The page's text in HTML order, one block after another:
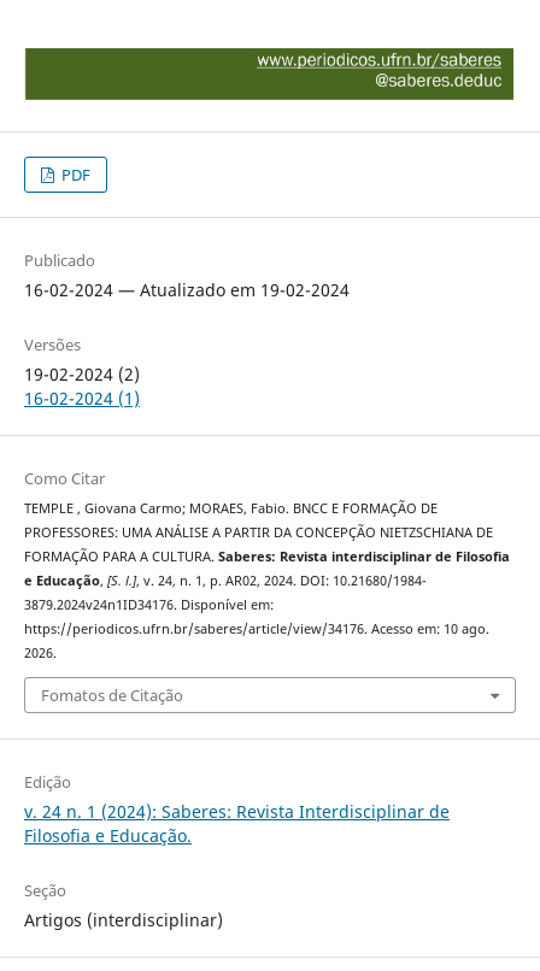
PDF
Publicado
16-02-2024 — Atualizado em 19-02-2024
Versões
19-02-2024 (2)
16-02-2024 (1)
Como Citar
TEMPLE , Giovana Carmo; MORAES, Fabio. BNCC E FORMAÇÃO DE
PROFESSORES: UMA ANÁLISE A PARTIR DA CONCEPÇÃO NIETZSCHIANA DE
FORMAÇÃO PARA A CULTURA. Saberes: Revista interdisciplinar de Filosofia
e Educação, [S. l.], v. 24, n. 1, p. AR02, 2024. DOI: 10.21680/1984-
3879.2024v24n1ID34176. Disponível em:
https://periodicos.ufrn.br/saberes/article/view/34176. Acesso em: 10 ago.
2026.
Fomatos de Citação
Edição
v. 24 n. 1 (2024): Saberes: Revista Interdisciplinar de
Filosofia e Educação.
Seção
Artigos (interdisciplinar)